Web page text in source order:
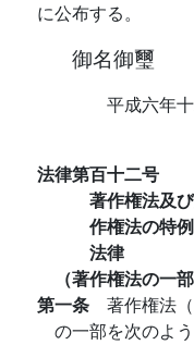
に公布する。
御名御璽
平成六年
法律第百十二号
著作権法及
作権法の特
法律
（著作権法の一
第一条 著作権法
の一部を次のよう